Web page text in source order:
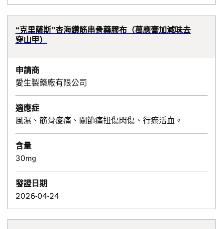
“克里薩斯”杏海鑽筋串骨藥膠布（萬應膏加減味去
穿山甲）
申請商
愛生製藥廠有限公司
適應症
風濕、筋骨痠痛、關節痛扭傷閃傷、行瘀活血。
含量
30mg
發證日期
2026-04-24